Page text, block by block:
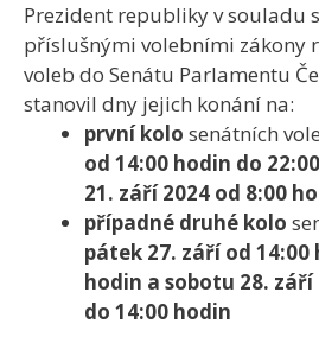
Prezident republiky v souladu
příslušnými volebními zákony
voleb do Senátu Parlamentu
stanovil dny jejich konání na:
první kolo senátních
od 14:00 hodin do
21. září 2024 od 8:00
případné druhé kolo
pátek 27. září od 14:00
hodin a sobotu 28. září
do 14:00 hodin